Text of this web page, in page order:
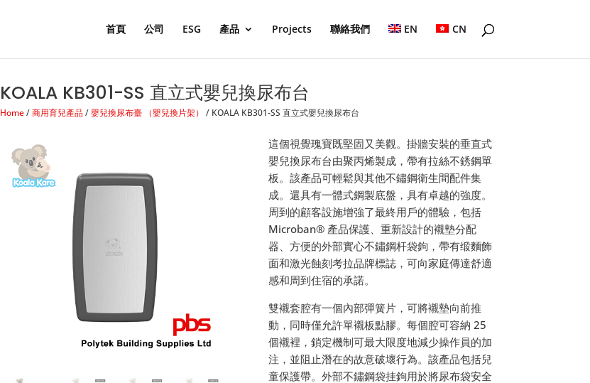
首頁 公司 ESG 產品 Projects 聯絡我們 EN CN
KOALA KB301-SS 直立式嬰兒換尿布台
Home/商用育兒產品/嬰兒換尿布臺 （嬰兒換片架） / KOALA KB301-SS 直立式嬰兒換尿布台
這個視覺瑰寶既堅固又美觀。掛牆安裝的垂直式
嬰兒換尿布台由聚丙烯製成，帶有拉絲不銹鋼單
板。該產品可輕鬆與其他不鏽鋼衛生間配件集
成。還具有一體式鋼製底盤，具有卓越的強度。
周到的顧客設施增強了最終用戶的體驗，包括
Microban® 產品保護、重新設計的襯墊分配
器、方便的外部實心不鏽鋼杆袋鉤，帶有缎麵飾
面和激光蝕刻考拉品牌標誌，可向家庭傳達舒適
感和周到住宿的承諾。
雙襯套腔有一個內部彈簧片，可將襯墊向前推
動，同時僅允許單襯板點膠。每個腔可容納 25
個襯裡，鎖定機制可最大限度地減少操作員的加
注，並阻止潛在的故意破壞行為。該產品包括兒
童保護帶。外部不鏽鋼袋挂鉤用於將尿布袋安全